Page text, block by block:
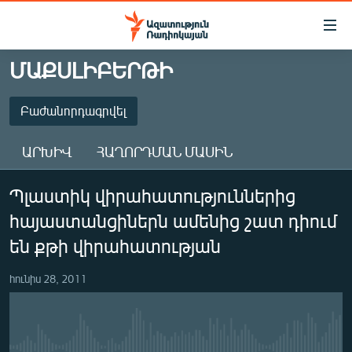
Մատչելիության
Անցնել
հիմնական
բովանդակությանը
Անցնել
մենյուին
Որոնում
ԱԶԱՏՈՒԹՅՈՒՆ TV
ՀԱՅԱՍՏԱՆ
ԸՆՏՐՈՒԹՅՈՒՆՆԵՐ 2026
ԻՐԱՎՈՒՆՔ
ՀԱՍԱՐԱԿՈՒԹՅՈՒՆ
ՏՆՏԵՍՈՒԹՅՈՒՆ
ՂԱՐԱԲԱՂ
ՄԱՔՍԼԻԲԵՐԹԻ
Բաժանորդագրվել
Բաժանորդագրվել
ԱՐԽԻՎ ՀԱՂՈՐԴՄԱՆ ՄԱՍԻՆ
Պլաստիկ վիրահատություններից
հայաստանցիներն ամենից շատ դիում
են քթի վիրահատության
հունիս 28, 2011